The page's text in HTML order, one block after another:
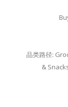
品类路径:
&